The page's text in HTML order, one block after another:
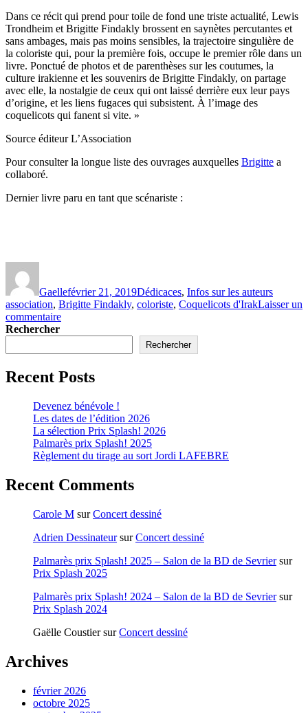
Dans ce récit qui prend pour toile de fond une triste actualité, Lewis
Trondheim et Brigitte Findakly brossent en saynètes percutantes et
sans ambages, mais pas moins sensibles, la trajectoire singulière de
la coloriste qui, pour la première fois, occupe le premier rôle dans un
livre. Ponctué de photos et de parenthèses sur les coutumes, la
culture irakienne et les souvenirs de Brigitte Findakly, on partage
avec elle, la nostalgie de ceux qui ont laissé derrière eux leur pays
d’origine, et les liens fugaces qui subsistent. À l’image des
coquelicots qui fanent si vite. »
Source éditeur L’Association
Pour consulter la longue liste des ouvrages auxquelles Brigitte a
collaboré.
Dernier livre paru en tant que scénariste :
Gaellefévrier 21, 2019Dédicaces, Infos sur les auteurs
association, Brigitte Findakly, coloriste, Coquelicots d'IrakLaisser un
commentairesur
Rechercher
Rechercher
Recent Posts
Devenez bénévole !
Les dates de l’édition 2026
La sélection Prix Splash! 2026
Palmarès prix Splash! 2025
Règlement du tirage au sort Jordi LAFEBRE
Recent Comments
Carole M surConcert dessiné
Adrien DessinateursurConcert dessiné
Palmarès prix Splash! 2025 – Salon de la BD de Sevriersur
Prix Splash 2025
Palmarès prix Splash! 2024 – Salon de la BD de Sevriersur
Prix Splash 2024
Gaëlle CoustiersurConcert dessiné
Archives
février 2026
octobre 2025